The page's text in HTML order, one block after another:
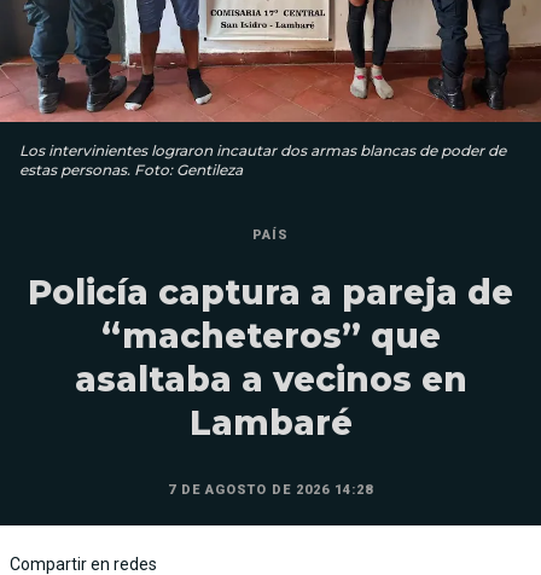
Los intervinientes lograron incautar dos armas blancas de poder de
estas personas. Foto: Gentileza
PAÍS
Policía captura a pareja de
“macheteros” que
asaltaba a vecinos en
Lambaré
7 DE AGOSTO DE 2026 14:28
Compartir en redes